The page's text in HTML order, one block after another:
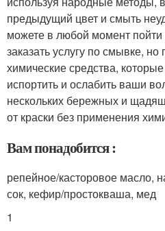
предыдущий цвет и смыть
можете в любой момент пойти
заказать услугу по смывке,
химические средства,
испортить и ослабить ваши
нескольких бережных и
от краски без применения
Вам понадобится :
репейное/касторовое масло,
сок, кефир/простокваша, мед
1